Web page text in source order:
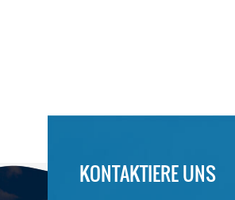
KONTAKTIERE UNS